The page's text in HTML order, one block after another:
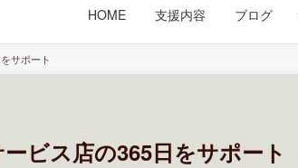
HOME 支援内容 ブログ
サポート
ビス店の365日をサポート